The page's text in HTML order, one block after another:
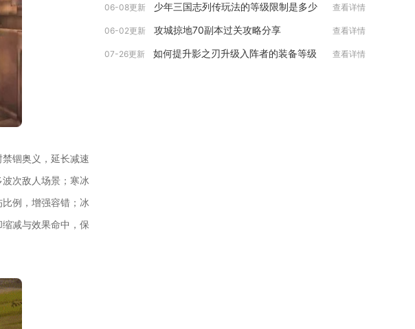
锢奥义，延长减速
次敌人场景；寒冰
例，增强容错；冰
减与效果命中，保
06-08更新 少年三国志列传玩法的等级限制是多少 查看详情
06-02更新 攻城掠地70副本过关攻略分享 查看详情
07-26更新 如何提升影之刃升级入阵者的装备等级 查看详情